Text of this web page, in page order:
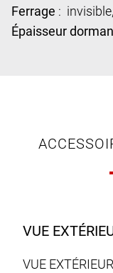
Ferrage :
Épaisseur
VUE
VUE